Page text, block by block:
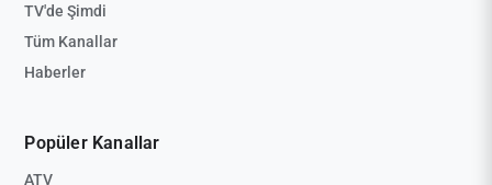
TV'de Şimdi
Tüm Kanallar
Haberler
Popüler Kanallar
ATV